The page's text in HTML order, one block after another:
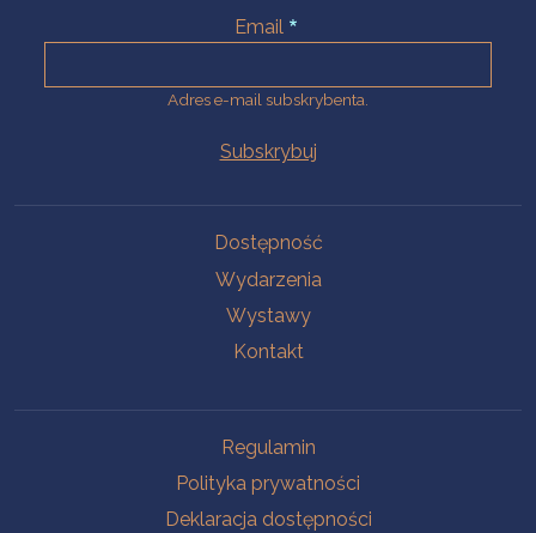
Email
Adres e-mail subskrybenta.
Dostępność
Wydarzenia
Wystawy
Kontakt
Regulamin
Polityka prywatności
Deklaracja dostępności